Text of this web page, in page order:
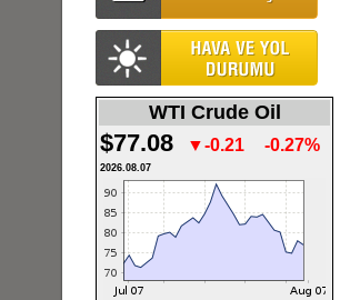
WTI Crude Oil
$77.08 ▼-0.21 -0.27%
2026.08.07